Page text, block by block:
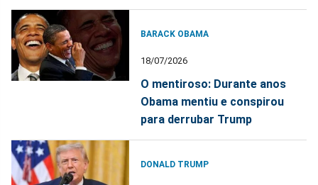
BARACK OBAMA
18/07/2026
O mentiroso: Durante anos
Obama mentiu e conspirou
para derrubar Trump
DONALD TRUMP